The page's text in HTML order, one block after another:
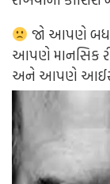
જો આપણે
આપણે માનસિક
અને આપણે